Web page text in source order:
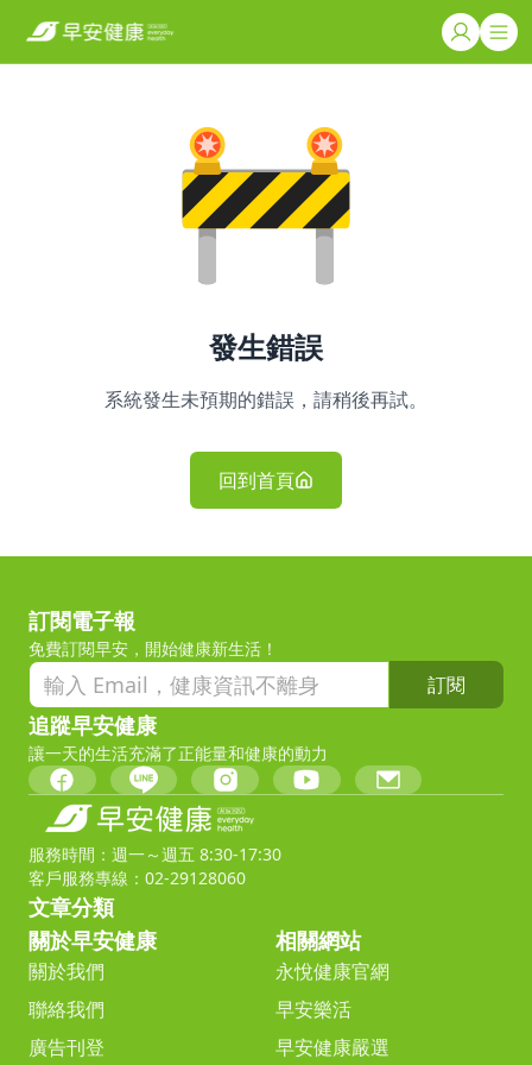
發生錯誤
系統發生未預期的錯誤，請稍後再試。
回到首頁
訂閱電子報
免費訂閱早安，開始健康新生活！
訂閱
追蹤早安健康
讓一天的生活充滿了正能量和健康的動力
服務時間：週一～週五 8:30-17:30
客戶服務專線：02-29128060
文章分類
關於早安健康
關於我們
聯絡我們
廣告刊登
相關網站
永悅健康官網
早安樂活
早安健康嚴選